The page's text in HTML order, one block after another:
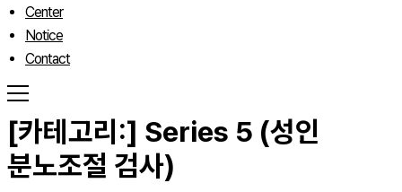
Center
Notice
Contact
[카테고리:] Series 5 (성인
분노조절 검사)